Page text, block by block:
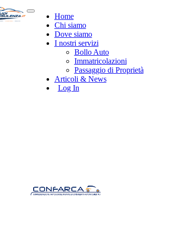
Home
Chi siamo
Dove siamo
I nostri servizi
Bollo Auto
Immatricolazioni
Passaggio di Proprietà
Articoli & News
Log In